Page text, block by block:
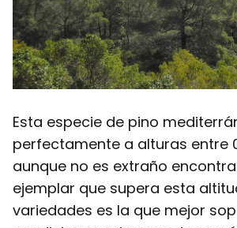
Esta especie de pino
perfectamente a alturas entre
aunque no es extraño
ejemplar que supera esta
variedades es la que mejor